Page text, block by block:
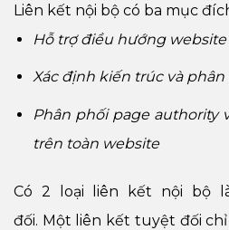
Liên kết nội bộ có ba mục
Hỗ trợ điều hướng website
Xác định kiến trúc và
Phân phối page authority
trên toàn website
Có 2 loại liên kết nội bộ
đối. Một liên kết tuyệt đối